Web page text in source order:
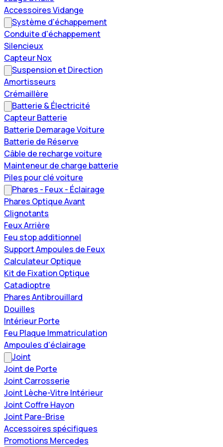
Accessoires Vidange
Système d'échappement
Conduite d'échappement
Silencieux
Capteur Nox
Suspension et Direction
Amortisseurs
Crémaillère
Batterie & Électricité
Capteur Batterie
Batterie Demarage Voiture
Batterie de Réserve
Câble de recharge voiture
Mainteneur de charge batterie
Piles pour clé voiture
Phares - Feux - Éclairage
Phares Optique Avant
Clignotants
Feux Arrière
Feu stop additionnel
Support Ampoules de Feux
Calculateur Optique
Kit de Fixation Optique
Catadioptre
Phares Antibrouillard
Douilles
Intérieur Porte
Feu Plaque Immatriculation
Ampoules d'éclairage
Joint
Joint de Porte
Joint Carrosserie
Joint Lèche-Vitre Intérieur
Joint Coffre Hayon
Joint Pare-Brise
Accessoires spécifiques
Promotions Mercedes